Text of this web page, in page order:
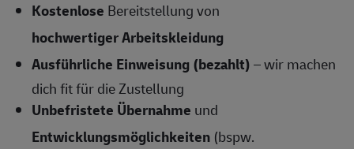
Kostenlose Bereitstellung von
hochwertiger Arbeitskleidung
Ausführliche Einweisung (bezahlt)– wir machen
dich fit für die Zustellung
Unbefristete Übernahme und
Entwicklungsmöglichkeiten (bspw.